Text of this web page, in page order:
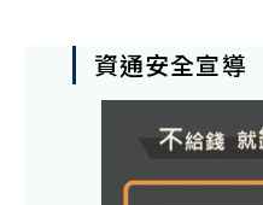
資通安全宣導